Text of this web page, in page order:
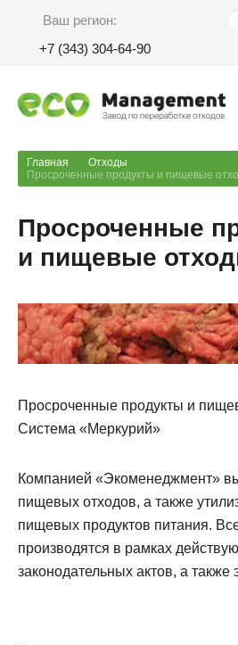
Ваш регион:
+7 (343) 304-64-90
Главная
Отходы
Просроченные продукты и пищевые
Просроченные
и пищевые
Просроченные продукты и
Система «Меркурий»
Компанией «Экоменеджмент»
пищевых отходов, а также
пищевых продуктов питания.
производятся в рамках
законодательных актов, а также